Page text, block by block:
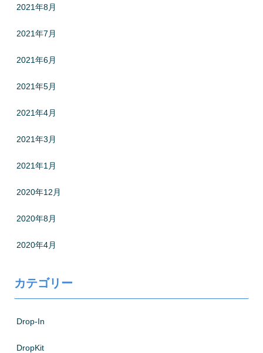
2021年8月
2021年7月
2021年6月
2021年5月
2021年4月
2021年3月
2021年1月
2020年12月
2020年8月
2020年4月
カテゴリー
Drop-In
DropKit